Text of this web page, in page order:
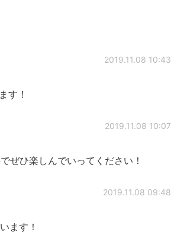
2019.11.08 10:43
す！
2019.11.08 10:07
ぜひ楽しんでいってください！
2019.11.08 09:48
ます！